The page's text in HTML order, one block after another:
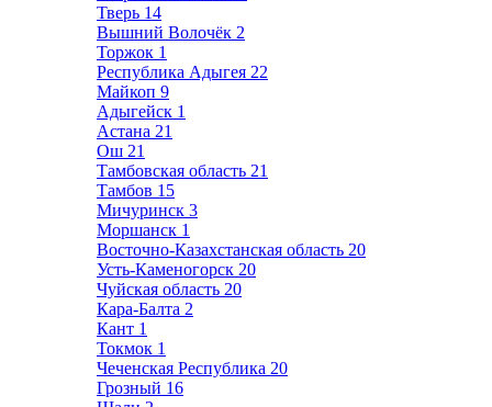
Тверь 14
Вышний Волочёк 2
Торжок 1
Республика Адыгея 22
Майкоп 9
Адыгейск 1
Астана 21
Ош 21
Тамбовская область 21
Тамбов 15
Мичуринск 3
Моршанск 1
Восточно-Казахстанская область 20
Усть-Каменогорск 20
Чуйская область 20
Кара-Балта 2
Кант 1
Токмок 1
Чеченская Республика 20
Грозный 16